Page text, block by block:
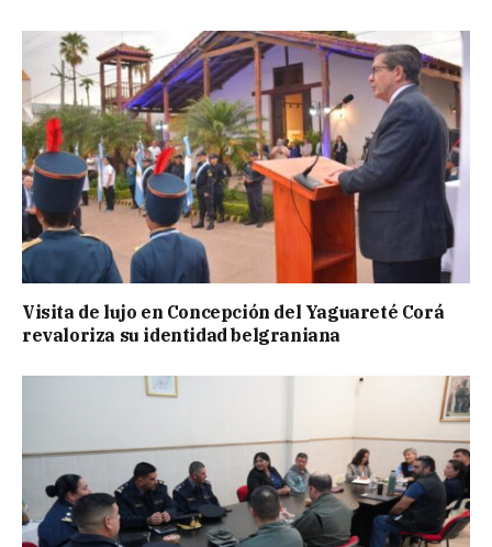
Visita de lujo en Concepción del Yaguareté Corá
revaloriza su identidad belgraniana